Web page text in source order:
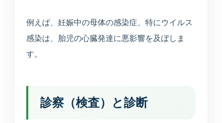
例えば、妊娠中の母体の感染症、特にウイルス
感染は、胎児の心臓発達に悪影響を及ぼしま
す。
診察（検査）と診断